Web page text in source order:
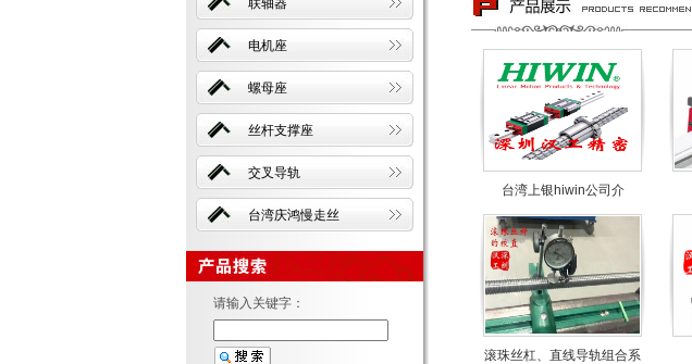
台湾上银hiwin公司介
滚珠丝杠、直线导轨组合系
联轴器
电机座
螺母座
丝杆支撑座
交叉导轨
台湾庆鸿慢走丝
请输入关键字：